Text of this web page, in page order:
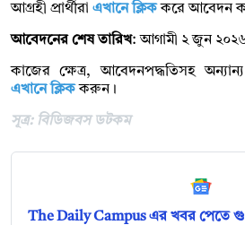
আগ্রহী প্রার্থীরা এখানে ক্লিককরে আবেদন
আবেদনের শেষ তারিখ: আগামী ২ জুন
কাজের ক্ষেত্র, আবেদনপদ্ধতিসহ
এখানে ক্লিককরুন।
সূত্র: বিডিজবস ডটকম
The Daily Campus এর খবর পেতে